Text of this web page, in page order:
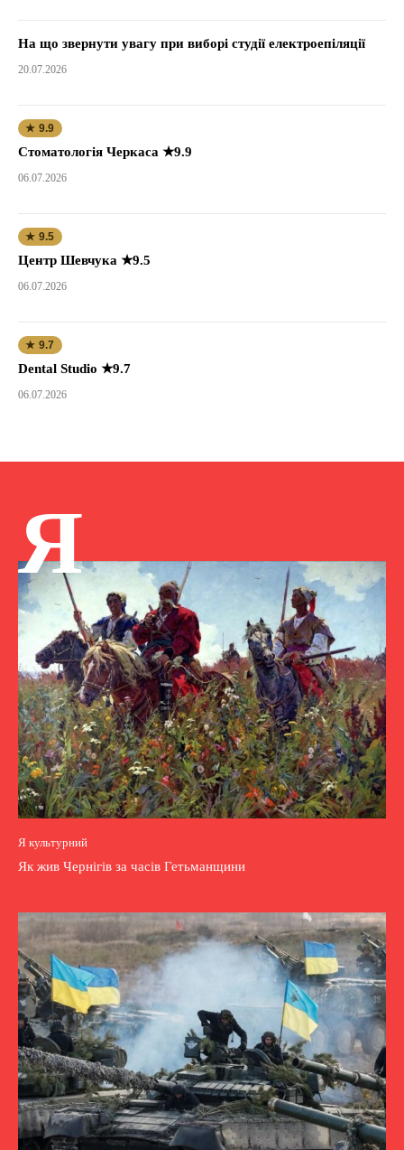
На що звернути увагу при виборі студії електроепіляції
20.07.2026
★ 9.9
Стоматологія Черкаса ★9.9
06.07.2026
★ 9.5
Центр Шевчука ★9.5
06.07.2026
★ 9.7
Dental Studio ★9.7
06.07.2026
Я
Я культурний
Як жив Чернігів за часів Гетьманщини